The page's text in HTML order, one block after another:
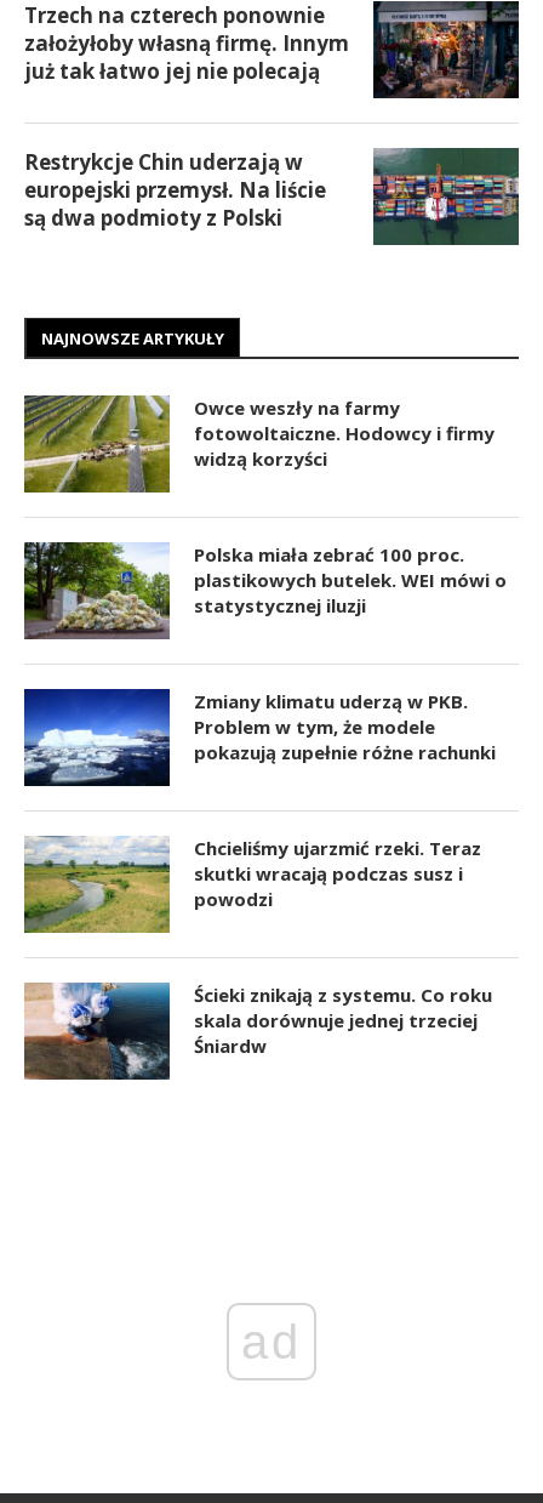
Trzech na czterech ponownie
założyłoby własną firmę. Innym
już tak łatwo jej nie polecają
Restrykcje Chin uderzają w
europejski przemysł. Na liście
są dwa podmioty z Polski
NAJNOWSZE ARTYKUŁY
Owce weszły na farmy
fotowoltaiczne. Hodowcy i firmy
widzą korzyści
Polska miała zebrać 100 proc.
plastikowych butelek. WEI mówi o
statystycznej iluzji
Zmiany klimatu uderzą w PKB.
Problem w tym, że modele
pokazują zupełnie różne rachunki
Chcieliśmy ujarzmić rzeki. Teraz
skutki wracają podczas susz i
powodzi
Ścieki znikają z systemu. Co roku
skala dorównuje jednej trzeciej
Śniardw
ad